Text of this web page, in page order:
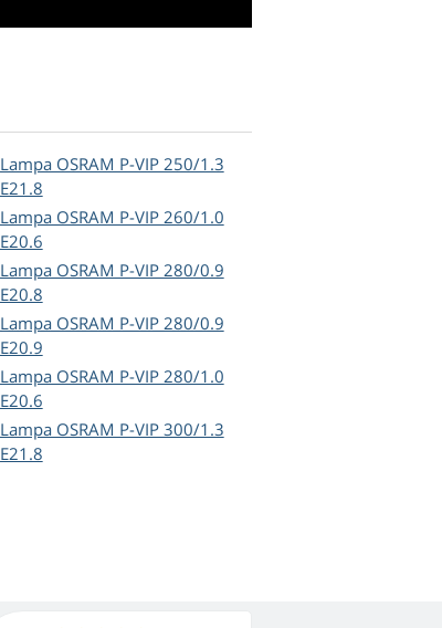
Lampa OSRAM P-VIP 250/1.3
E21.8
Lampa OSRAM P-VIP 260/1.0
E20.6
Lampa OSRAM P-VIP 280/0.9
E20.8
Lampa OSRAM P-VIP 280/0.9
E20.9
Lampa OSRAM P-VIP 280/1.0
E20.6
Lampa OSRAM P-VIP 300/1.3
E21.8